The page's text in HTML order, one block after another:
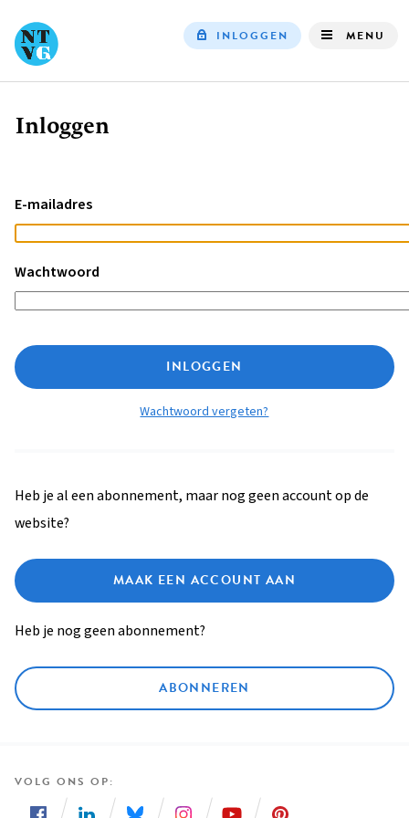
INLOGGEN MENU
Kruimelpad
Inloggen
E-mailadres
Wachtwoord
INLOGGEN
Wachtwoord vergeten?
Heb je al een abonnement, maar nog geen account op de
website?
MAAK EEN ACCOUNT AAN
Heb je nog geen abonnement?
ABONNEREN
VOLG ONS OP